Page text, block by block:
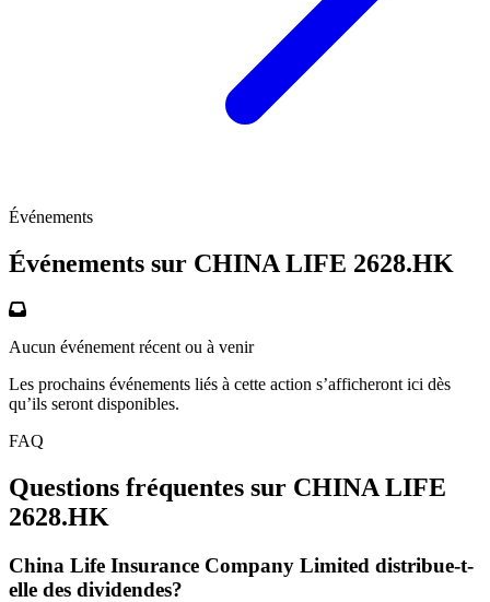
Événements
Événements sur CHINA LIFE 2628.HK
Aucun événement récent ou à venir
Les prochains événements liés à cette action s’afficheront ici dès
qu’ils seront disponibles.
FAQ
Questions fréquentes sur CHINA LIFE
2628.HK
China Life Insurance Company Limited distribue-t-
elle des dividendes?